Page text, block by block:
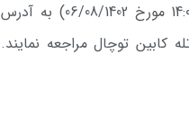
خرید برگ شرایط و بازدید از محل و تحویل پیشنهادات در پاکات دربسته (تا ساعت 14:00 مورخ 06/08/1402) به آدرس
کابین توچال مراجعه نمایند.